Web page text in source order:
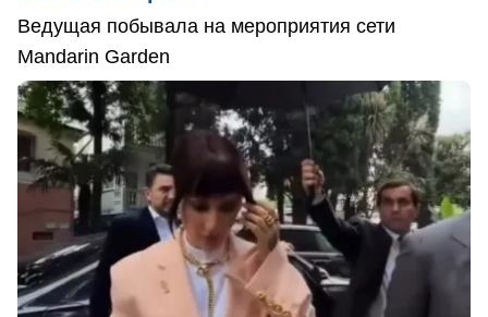
Ведущая побывала на мероприятия сети
Mandarin Garden